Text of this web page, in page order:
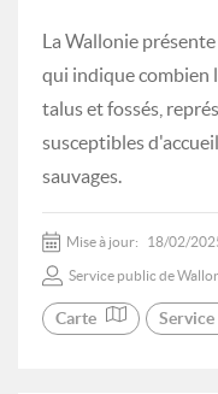
La Wallonie
qui indique combien
talus et fossés,
susceptibles
sauvages.
Mise à jour: 18/02/
Service public de
Carte Service